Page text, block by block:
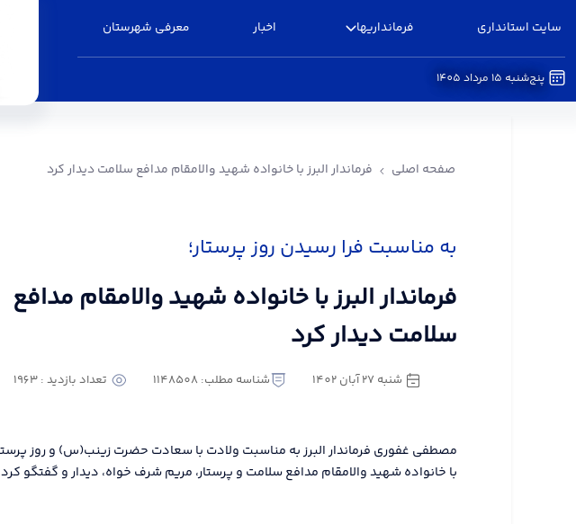
سایت استانداری فرمانداریها اخبار معرفی شهرستان
پنج‌شنبه 15 مرداد 1405
صفحه اصلی فرماندار البرز با خانواده شهید والامقام مدافع سلامت دیدار کرد
به مناسبت فرا رسیدن روز پرستار؛
فرماندار البرز با خانواده شهید والامقام مدافع
سلامت دیدار کرد
شنبه 27 آبان 1402 شناسه مطلب: 1148508 تعداد بازدید : 1963
مصطفی غفوری فرماندار البرز به مناسبت ولادت با سعادت حضرت زینب(س) و روز
با خانواده شهید والامقام مدافع سلامت و پرستار، مریم شرف خواه، دیدار و گفتگو